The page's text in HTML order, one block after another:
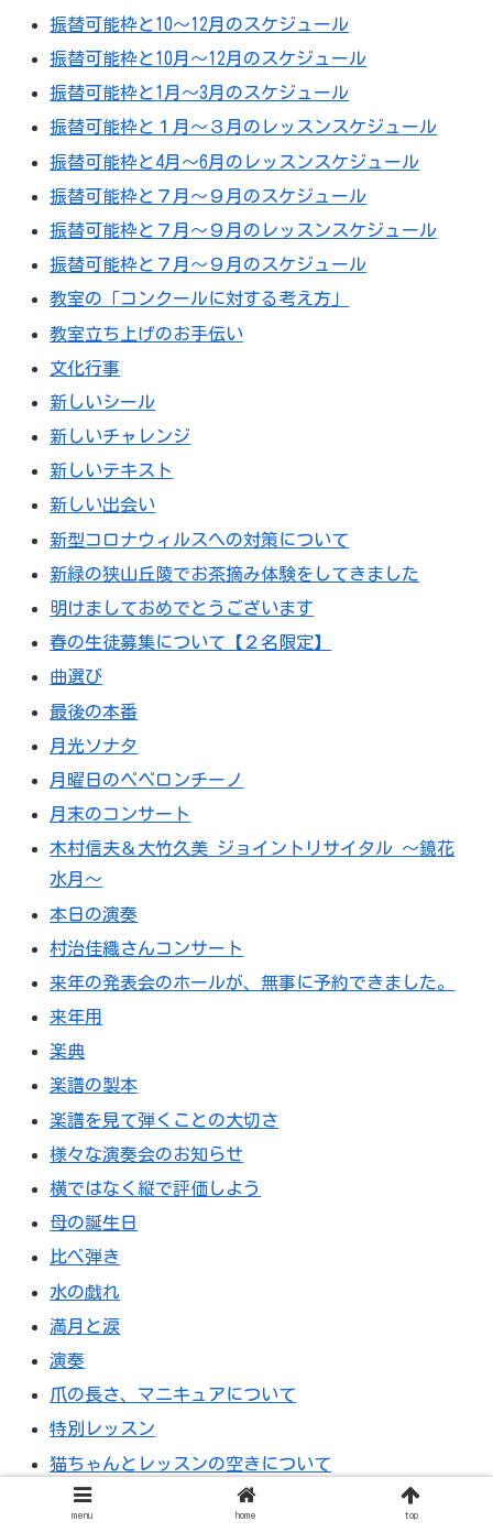
振替可能枠と10～12月のスケジュール
振替可能枠と10月〜12月のスケジュール
振替可能枠と1月〜3月のスケジュール
振替可能枠と１月〜３月のレッスンスケジュール
振替可能枠と4月〜6月のレッスンスケジュール
振替可能枠と７月〜９月のスケジュール
振替可能枠と７月〜９月のレッスンスケジュール
振替可能枠と７月～９月のスケジュール
教室の「コンクールに対する考え方」
教室立ち上げのお手伝い
文化行事
新しいシール
新しいチャレンジ
新しいテキスト
新しい出会い
新型コロナウィルスへの対策について
新緑の狭山丘陵でお茶摘み体験をしてきました
明けましておめでとうございます
春の生徒募集について【２名限定】
曲選び
最後の本番
月光ソナタ
月曜日のペペロンチーノ
月末のコンサート
木村信夫＆大竹久美 ジョイントリサイタル 〜鏡花
水月〜
本日の演奏
村治佳織さんコンサート
来年の発表会のホールが、無事に予約できました。
来年用
楽典
楽譜の製本
楽譜を見て弾くことの大切さ
様々な演奏会のお知らせ
横ではなく縦で評価しよう
母の誕生日
比べ弾き
水の戯れ
満月と涙
演奏
爪の長さ、マニキュアについて
特別レッスン
猫ちゃんとレッスンの空きについて
現在のレッスン枠の空き状況
menu home top